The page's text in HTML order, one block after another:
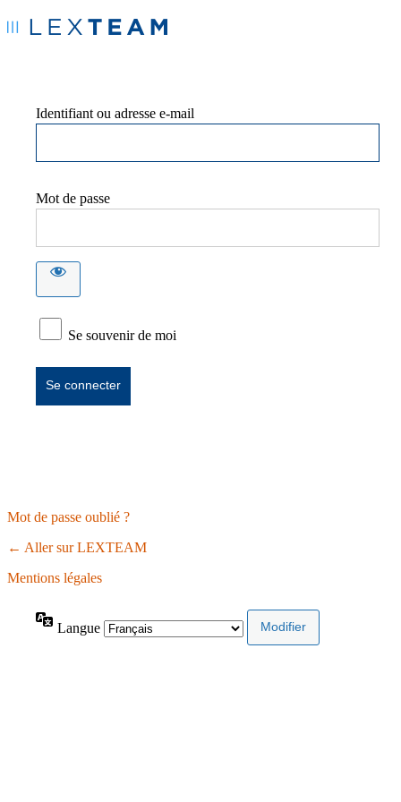
Identifiant ou adresse e-mail
Mot de passe
Se souvenir de moi
Mot de passe oublié ?
← Aller sur LEXTEAM
Mentions légales
Langue